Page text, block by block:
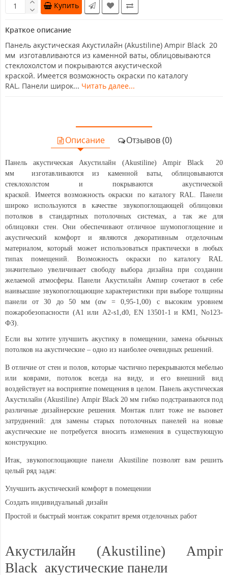
Купить
Краткое описание
Панель акустическая Акустилайн (Akustiline) Ampir Black 20
мм изготавливаются из каменной ваты, облицовываются
стеклохолстом и покрываются акустической
краской. Имеется возможность окраски по каталогу
RAL. Панели широк... Читать далее...
Описание Отзывов (0)
Панель акустическая Акустилайн (Akustiline) Ampir Black 20
мм
изготавливаются из каменной ваты, облицовываются
стеклохолстом и покрываются акустической
краской. Имеется возможность окраски по каталогу RAL. Панели
широко используются в качестве звукопоглощающей облицовки
потолков в стандартных потолочных системах, а так же для
облицовки стен. Они обеспечивают отличное шумопоглощение и
акустический комфорт и являются декоративным отделочным
материалом, который может использоваться практически в любых
типах помещений. Возможность окраски по каталогу RAL
значительно увеличивает свободу выбора дизайна при создании
желаемой атмосферы. Панели Акустилайн Ампир сочетают в себе
наивысшие звукопоглощающие характеристики при выборе толщины
панели от 30 до 50 мм (αw = 0,95-1,00) с высоким уровнем
пожаробезопасности (А1 или А2-s1,d0, EN 13501-1 и КМ1, No123-
ФЗ).
Если вы хотите улучшить акустику в помещении, замена обычных
потолков на акустические – одно из наиболее очевидных решений.
В отличие от стен и полов, которые частично перекрываются мебелью
или коврами, потолок всегда на виду, и его внешний вид
воздействует на восприятие помещения в целом. Панель акустическая
Акустилайн (Akustiline) Ampir Black 20 мм гибко подстраиваются под
различные дизайнерские решения. Монтаж плит тоже не вызовет
затруднений: для замены старых потолочных панелей на новые
акустические не потребуется вносить изменения в существующую
конструкцию.
Итак, звукопоглощающие панели Akustiline позволят вам решить
целый ряд задач:
Улучшить акустический комфорт в помещении
Создать индивидуальный дизайн
Простой и быстрый монтаж сократит время отделочных работ
Акустилайн (Akustiline) Ampir
Black акустические панели